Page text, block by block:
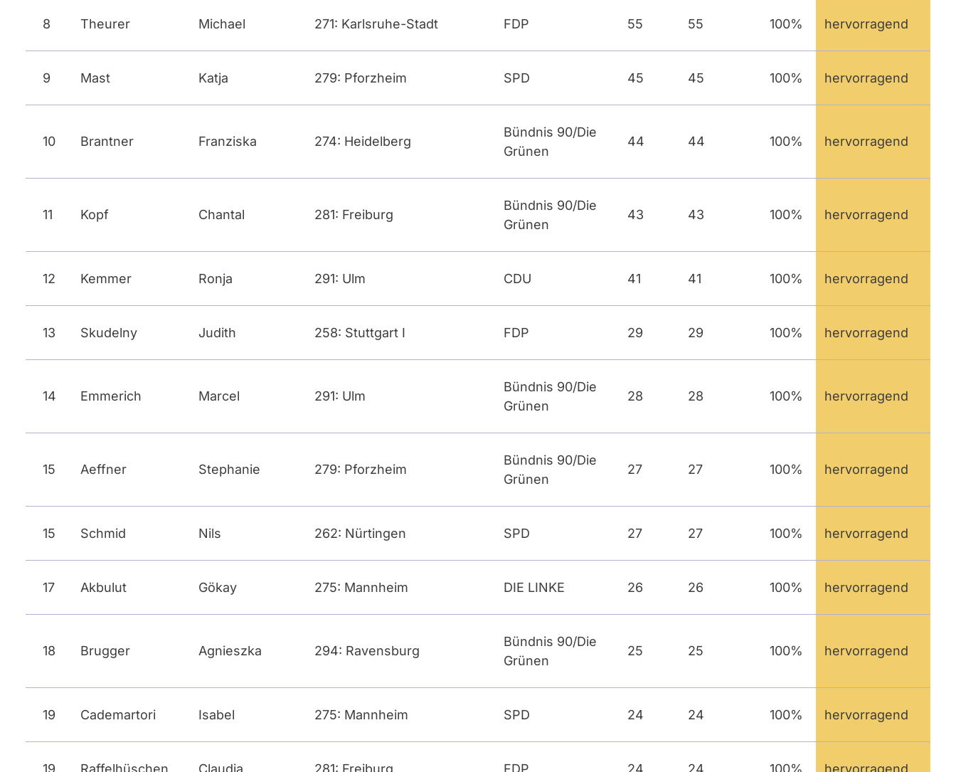
8 Theurer Michael 271: Karlsruhe-Stadt FDP 55 55 100% hervorragend
9 Mast Katja 279: Pforzheim SPD 45 45 100% hervorragend
10 Brantner Franziska 274: Heidelberg
Bündnis 90/Die
Grünen
44 44 100% hervorragend
11 Kopf Chantal 281: Freiburg
Bündnis 90/Die
Grünen
43 43 100% hervorragend
12 Kemmer Ronja 291: Ulm CDU 41 41 100% hervorragend
13 Skudelny Judith 258: Stuttgart I FDP 29 29 100% hervorragend
14 Emmerich Marcel 291: Ulm
Bündnis 90/Die
Grünen
28 28 100% hervorragend
15 Aeffner Stephanie 279: Pforzheim
Bündnis 90/Die
Grünen
27 27 100% hervorragend
15 Schmid Nils 262: Nürtingen SPD 27 27 100% hervorragend
17 Akbulut Gökay 275: Mannheim DIE LINKE 26 26 100% hervorragend
18 Brugger Agnieszka 294: Ravensburg
Bündnis 90/Die
Grünen
25 25 100% hervorragend
19 Cademartori Isabel 275: Mannheim SPD 24 24 100% hervorragend
19 Raffelhüschen Claudia 281: Freiburg FDP 24 24 100% hervorragend